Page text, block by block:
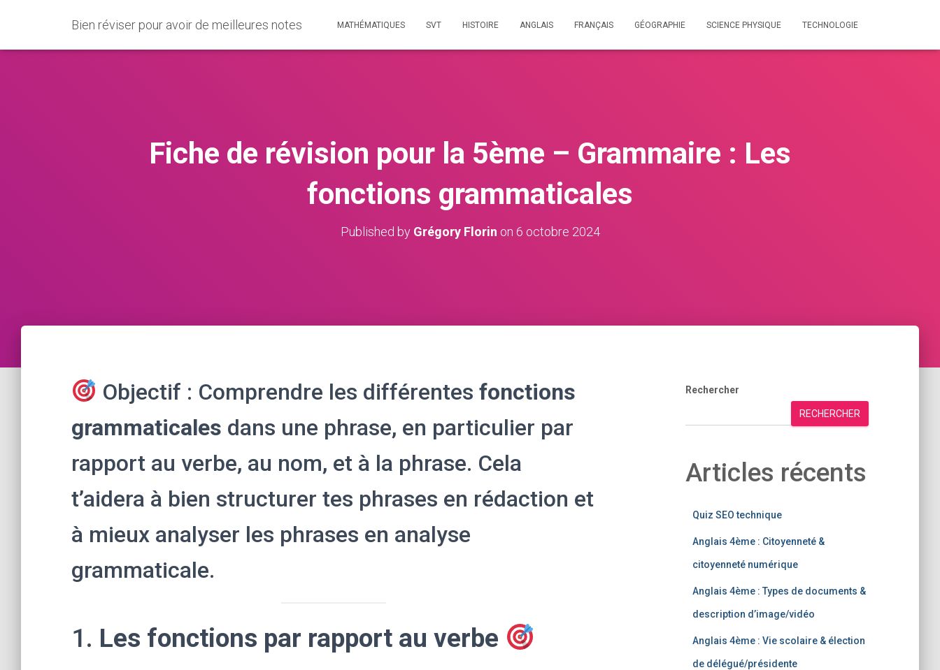
Bien réviser pour avoir de meilleures notes MATHÉMATIQUES SVT HISTOIRE ANGLAIS FRANÇAIS GÉOGRAPHIE SCIENCE PHYSIQUE TECHNOLOGIE
Fiche de révision pour la 5ème – Grammaire : Les
fonctions grammaticales
Published by Grégory Florin on 6 octobre 2024
Objectif : Comprendre les différentesfonctions
grammaticales dans une phrase, en particulier par
rapport au verbe, au nom, et à la phrase. Cela
t’aidera à bien structurer tes phrases en rédaction et
à mieux analyser les phrases en analyse
grammaticale.
1. Les fonctions par rapport au verbe
Rechercher
RECHERCHER
Articles récents
Quiz SEO technique
Anglais 4ème : Citoyenneté &
citoyenneté numérique
Anglais 4ème : Types de documents &
description d’image/vidéo
Anglais 4ème : Vie scolaire & élection
de délégué/présidente